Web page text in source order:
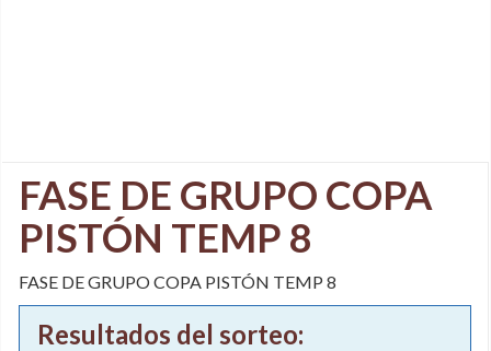
FASE DE GRUPO COPA
PISTÓN TEMP 8
FASE DE GRUPO COPA PISTÓN TEMP 8
Resultados del sorteo: